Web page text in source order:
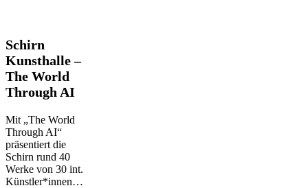
Schirn
Kunsthalle
–
The
World
AI
Schirn
Kunsthalle –
The World
Through AI
Mit „The World
Through AI“
präsentiert die
Schirn rund 40
Werke von 30 int.
Künstler*innen…